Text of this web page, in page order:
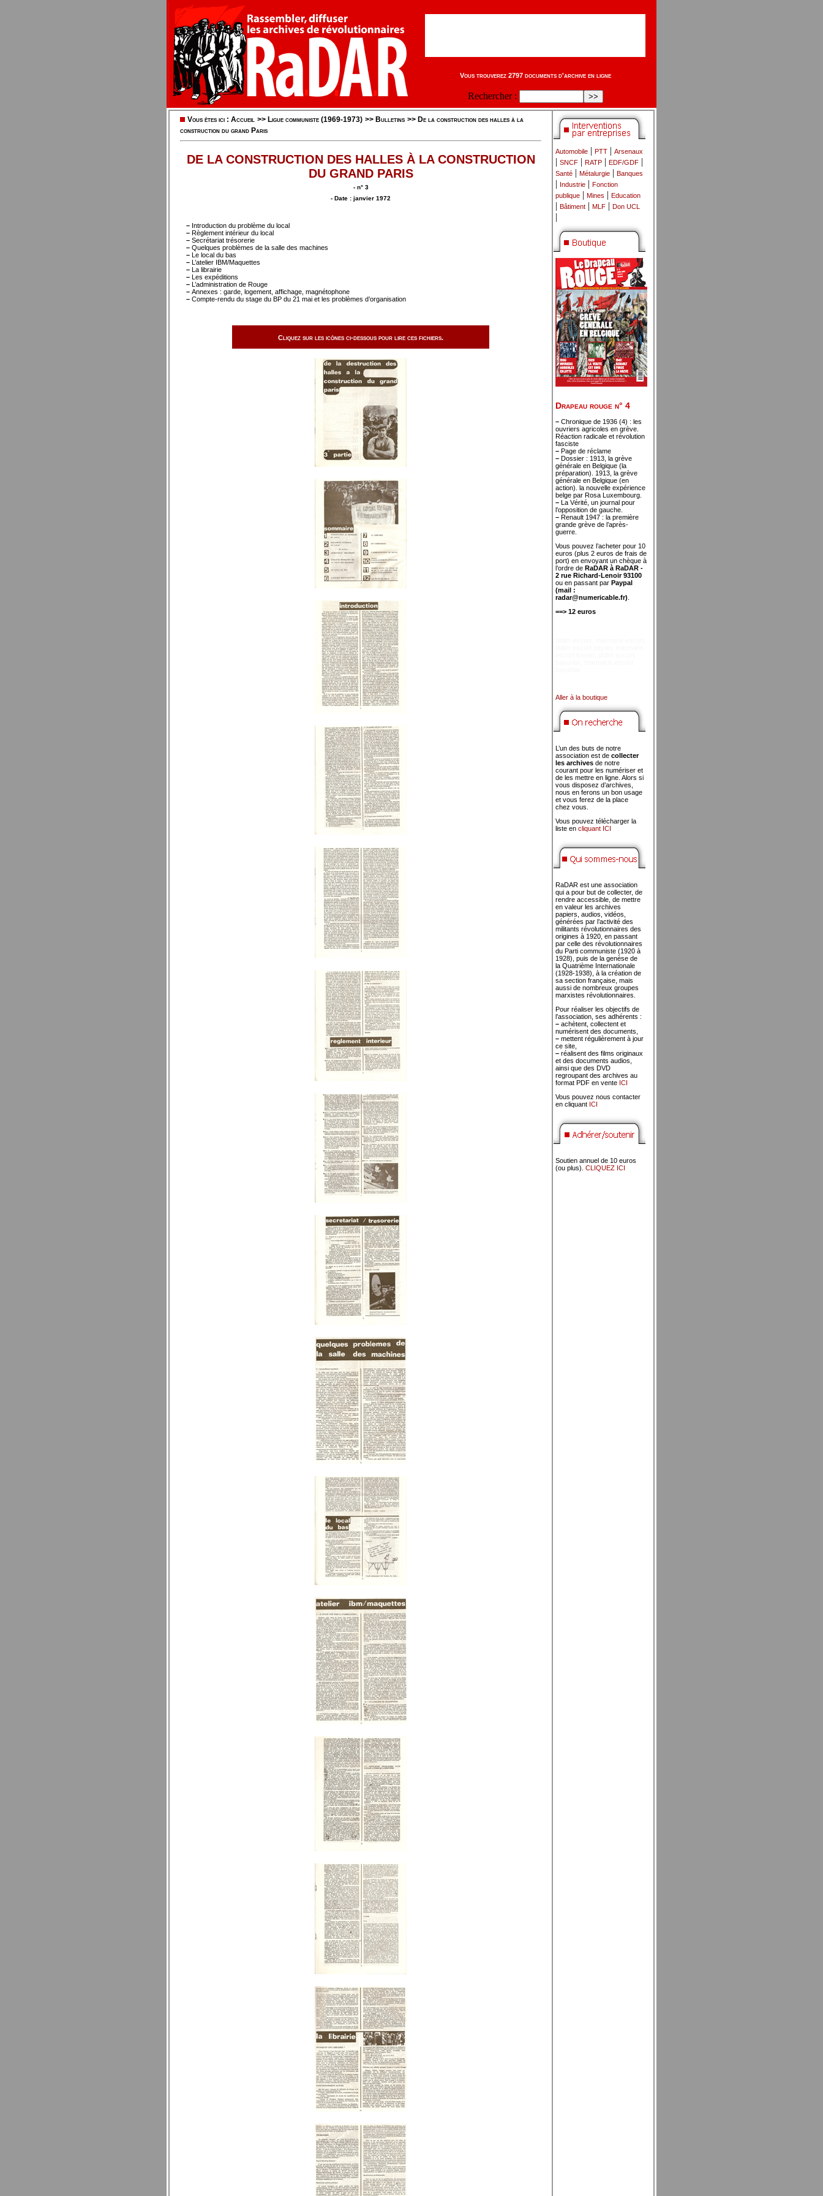
Vous trouverez 2797 documents d'archive en ligne
Rechercher :
Vous êtes ici : Accueil >> Ligue communiste (1969-1973) >> Bulletins >> De la construction des halles à la
construction du grand Paris
DE LA CONSTRUCTION DES HALLES À LA CONSTRUCTION
DU GRAND PARIS
- n° 3
- Date : janvier 1972
– Introduction du problème du local
– Règlement intérieur du local
– Secrétariat trésorerie
– Quelques problèmes de la salle des machines
– Le local du bas
– L’atelier IBM/Maquettes
– La librairie
– Les expéditions
– L’administration de Rouge
– Annexes : garde, logement, affichage, magnétophone
– Compte-rendu du stage du BP du 21 mai et les problèmes d’organisation
Cliquez sur les icônes ci-dessous pour lire ces fichiers.
Automobile | PTT | Arsenaux
| SNCF | RATP | EDF/GDF |
Santé | Métalurgie | Banques
| Industrie | Fonction
publique | Mines | Education
| Bâtiment | MLF | Don UCL
|
Drapeau rouge n° 4
– Chronique de 1936 (4) : les
ouvriers agricoles en grève.
Réaction radicale et révolution
fasciste
– Page de réclame
– Dossier : 1913, la grève
générale en Belgique (la
préparation). 1913, la grève
générale en Belgique (en
action). la nouvelle expérience
belge par Rosa Luxembourg.
– La Vérité, un journal pour
l’opposition de gauche.
– Renault 1947 : la première
grande grève de l’après-
guerre.
Vous pouvez l’acheter pour 10
euros (plus 2 euros de frais de
port) en envoyant un chèque à
l’ordre de RaDAR à RaDAR -
2 rue Richard-Lenoir 93100
ou en passant par Paypal
(mail :
radar@numericable.fr)
==> 12 euros
Aller à la boutique
L’un des buts de notre
association est de collecter
les archives de notre
courant pour les numériser et
de les mettre en ligne. Alors si
vous disposez d’archives,
nous en ferons un bon usage
et vous ferez de la place
chez vous.
Vous pouvez télécharger la
liste en cliquant ICI
RaDAR est une association
qui a pour but de collecter, de
rendre accessible, de mettre
en valeur les archives
papiers, audios, vidéos,
générées par l’activité des
militants révolutionnaires des
origines à 1920, en passant
par celle des révolutionnaires
du Parti communiste (1920 à
1928), puis de la genèse de
la Quatrième Internationale
(1928-1938), à la création de
sa section française, mais
aussi de nombreux groupes
marxistes révolutionnaires.
Pour réaliser les objectifs de
l’association, ses adhérents :
– achètent, collectent et
numérisent des documents,
– mettent régulièrement à jour
ce site,
– réalisent des films originaux
et des documents audios,
ainsi que des DVD
regroupant des archives au
format PDF en vente ICI
Vous pouvez nous contacter
en cliquant ICI
Soutien annuel de 10 euros
(ou plus). CLIQUEZ ICI